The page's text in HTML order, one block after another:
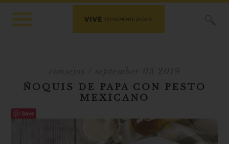
ÑOQUIS DE PAPA CON PESTO
MEXICANO
Save